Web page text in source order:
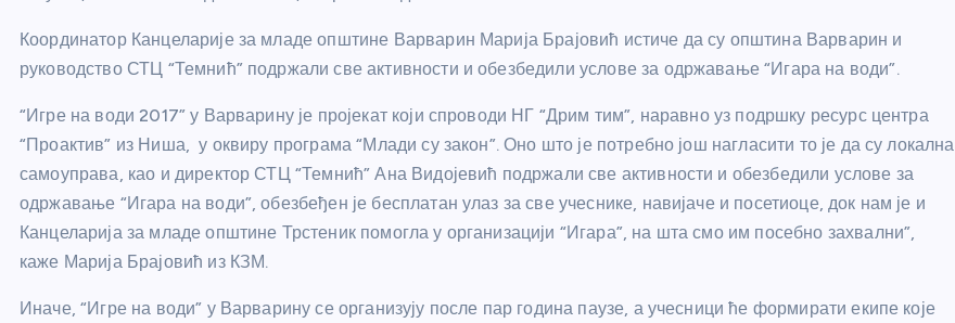
Координатор Канцеларије за младе општине Варварин Марија Брајовић истиче да су општина Варварин и
руководство СТЦ “Темнић” подржали све активности и обезбедили услове за одржавање “Игара на води”.
“Игре на води 2017” у Варварину је пројекат који спроводи НГ “Дрим тим”, наравно уз подршку ресурс центра
“Проактив” из Ниша, у оквиру програма “Млади су закон”. Оно што је потребно још нагласити то је да су локална
самоуправа, као и директор СТЦ “Темнић” Ана Видојевић подржали све активности и обезбедили услове за
одржавање “Игара на води”, обезбеђен је бесплатан улаз за све учеснике, навијаче и посетиоце, док нам је и
Канцеларија за младе општине Трстеник помогла у организацији “Игара”, на шта смо им посебно захвални”,
каже Марија Брајовић из КЗМ.
Иначе, “Игре на води” у Варварину се организују после пар година паузе, а учесници ће формирати екипе које